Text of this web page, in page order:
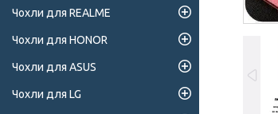
Чохли для REALME
Чохли для HONOR
Чохли для ASUS
Чохли для LG